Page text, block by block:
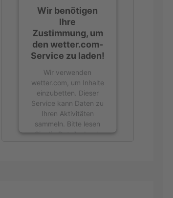
Wir benötigen
Ihre
Zustimmung, um
den wetter.com-
Service zu laden!
Wir verwenden
wetter.com, um Inhalte
einzubetten. Dieser
Service kann Daten zu
Ihren Aktivitäten
sammeln. Bitte lesen
Sie die Details durch